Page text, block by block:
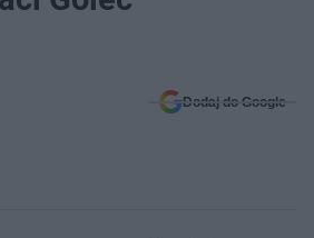
Dodaj do Google